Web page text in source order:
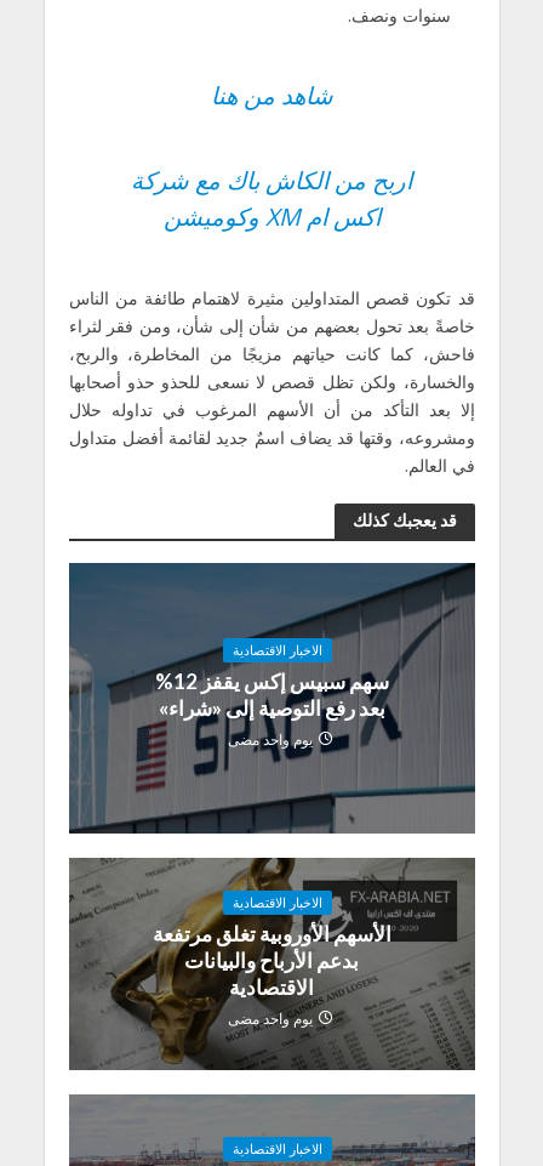
سنوات ونصف.
شاهد من هنا
اربح من الكاش باك مع شركة
اكس ام XM وكوميشن
قد تكون قصص المتداولين مثيرة لاهتمام طائفة من الناس
خاصةً بعد تحول بعضهم من شأن إلى شأن، ومن فقر لثراء
فاحش، كما كانت حياتهم مزيجًا من المخاطرة، والربح،
والخسارة، ولكن تظل قصص لا نسعى للحذو حذو أصحابها
إلا بعد التأكد من أن الأسهم المرغوب في تداوله حلال
ومشروعه، وقتها قد يضاف اسمٌ جديد لقائمة أفضل متداول
في العالم.
قد يعجبك كذلك
الاخبار الاقتصادية
سهم سبيس إكس يقفز 12%
بعد رفع التوصية إلى «شراء»
يوم واحد مضى
الاخبار الاقتصادية
الأسهم الأوروبية تغلق مرتفعة
بدعم الأرباح والبيانات
الاقتصادية
يوم واحد مضى
الاخبار الاقتصادية